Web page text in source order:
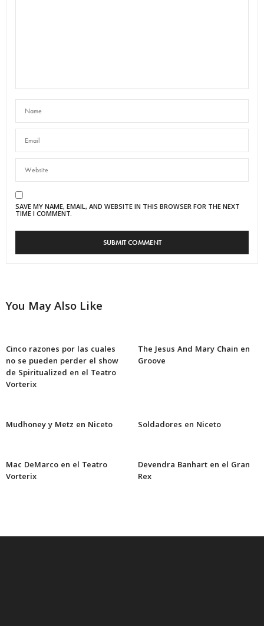
SAVE MY NAME, EMAIL, AND WEBSITE IN THIS BROWSER FOR THE NEXT
TIME I COMMENT.
You May Also Like
Cinco razones por las cuales
no se pueden perder el show
de Spiritualized en el Teatro
Vorterix
The Jesus And Mary Chain en
Groove
Mudhoney y Metz en Niceto Soldadores en Niceto
Mac DeMarco en el Teatro
Vorterix
Devendra Banhart en el Gran
Rex